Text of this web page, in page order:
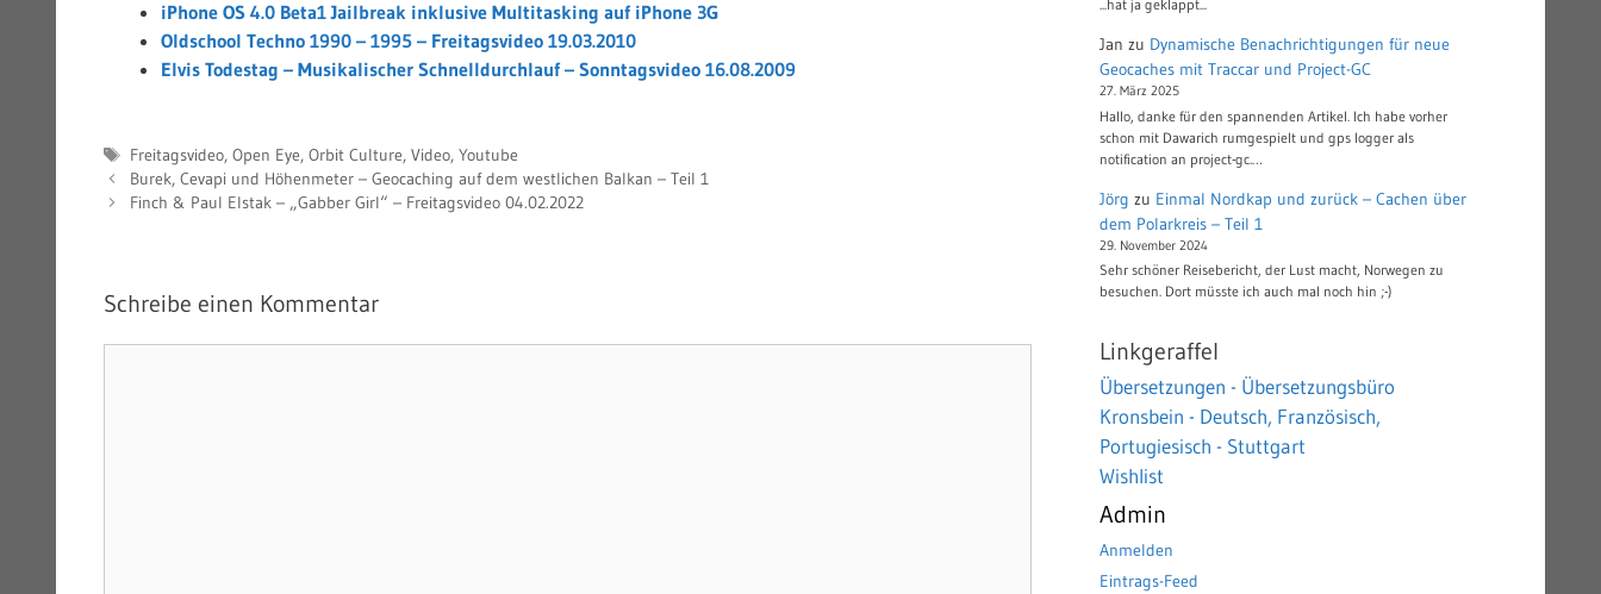
iPhone OS 4.0 Beta1 Jailbreak inklusive Multitasking auf iPhone 3G
Oldschool Techno 1990 – 1995 – Freitagsvideo 19.03.2010
Elvis Todestag – Musikalischer Schnelldurchlauf – Sonntagsvideo 16.08.2009
Schlagwörter
Freitagsvideo, Open Eye, Orbit Culture, Video, Youtube
Burek, Cevapi und Höhenmeter – Geocaching auf dem westlichen Balkan – Teil 1
Finch & Paul Elstak – „Gabber Girl“ – Freitagsvideo 04.02.2022
Schreibe einen Kommentar
...hat ja geklappt...
Jan zu Dynamische Benachrichtigungen für neue
Geocaches mit Traccar und Project-GC
27. März 2025
Hallo, danke für den spannenden Artikel. Ich habe vorher
schon mit Dawarich rumgespielt und gps logger als
notification an project-gc.…
Jörg zu Einmal Nordkap und zurück – Cachen über
dem Polarkreis – Teil 1
29. November 2024
Sehr schöner Reisebericht, der Lust macht, Norwegen zu
besuchen. Dort müsste ich auch mal noch hin ;-)
Linkgeraffel
Übersetzungen - Übersetzungsbüro
Kronsbein - Deutsch, Französisch,
Portugiesisch - Stuttgart
Wishlist
Admin
Anmelden
Eintrags-Feed